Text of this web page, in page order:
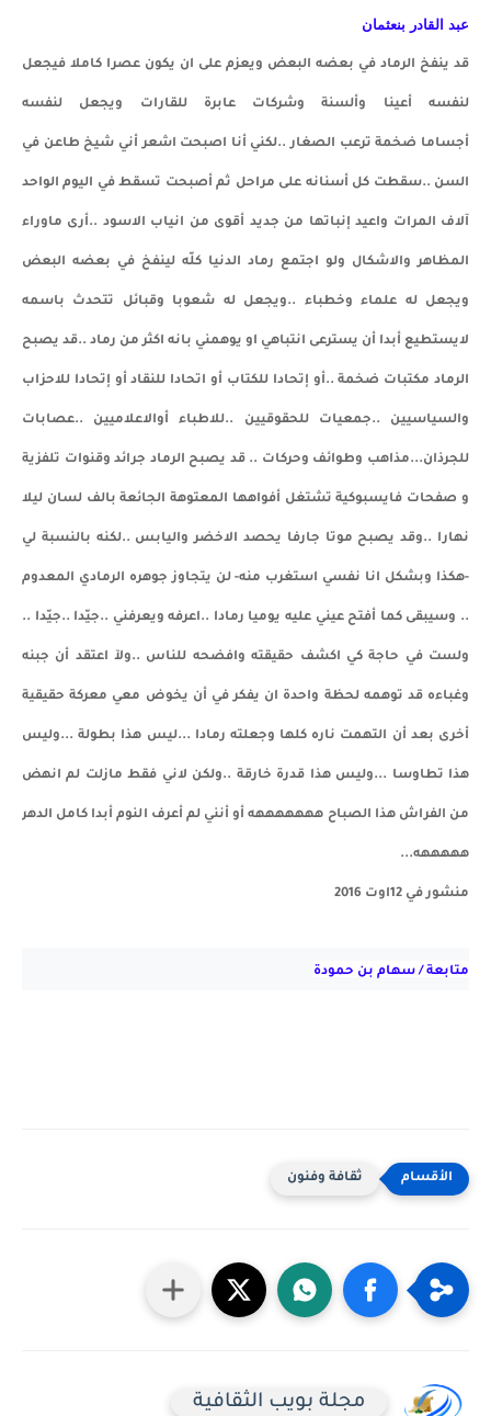
عبد القادر بنعثمان
قد ينفخ الرماد في بعضه البعض ويعزم على ان يكون عصرا كاملا فيجعل
لنفسه أعينا وألسنة وشركات عابرة للقارات ويجعل لنفسه
أجساما ضخمة ترعب الصغار ..لكني أنا اصبحت اشعر أني شيخ طاعن في
السن ..سقطت كل أسنانه على مراحل ثم أصبحت تسقط في اليوم الواحد
آلاف المرات واعيد إنباتها من جديد أقوى من انياب الاسود ..أرى ماوراء
المظاهر والاشكال ولو اجتمع رماد الدنيا كلّه لينفخ في بعضه البعض
ويجعل له علماء وخطباء ..ويجعل له شعوبا وقبائل تتحدث باسمه
لايستطيع أبدا أن يسترعى انتباهي او يوهمني بانه اكثر من رماد ..قد يصبح
الرماد مكتبات ضخمة ..أو إتحادا للكتاب أو اتحادا للنقاد أو إتحادا للاحزاب
والسياسيين ..جمعيات للحقوقيين ..للاطباء أوالاعلاميين ..عصابات
للجرذان...مذاهب وطوائف وحركات .. قد يصبح الرماد جرائد وقنوات تلفزية
و صفحات فايسبوكية تشتغل أفواهها المعتوهة الجائعة بالف لسان ليلا
نهارا ..وقد يصبح موتا جارفا يحصد الاخضر واليابس ..لكنه بالنسبة لي
-هكذا وبشكل انا نفسي استغرب منه- لن يتجاوز جوهره الرمادي المعدوم
.. وسيبقى كما أفتح عيني عليه يوميا رمادا ..اعرفه ويعرفني ..جيّدا ..جيّدا ..
ولست في حاجة كي اكشف حقيقته وافضحه للناس ..ولآ اعتقد أن جبنه
وغباءه قد توهمه لحظة واحدة ان يفكر في أن يخوض معي معركة حقيقية
أخرى بعد أن التهمت ناره كلها وجعلته رمادا ...ليس هذا بطولة ...وليس
هذا تطاوسا ...وليس هذا قدرة خارقة ..ولكن لاني فقط مازلت لم انهض
من الفراش هذا الصباح هههههههه أو أنني لم أعرف النوم أبدا كامل الدهر
هههههه...
منشور في 12اوت 2016
متابعة / سهام بن حمودة
ثقافة وفنون
مجلة بويب الثقافية